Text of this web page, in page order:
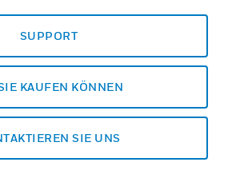
SUPPORT
KAUFEN KÖNNEN
SIE UNS